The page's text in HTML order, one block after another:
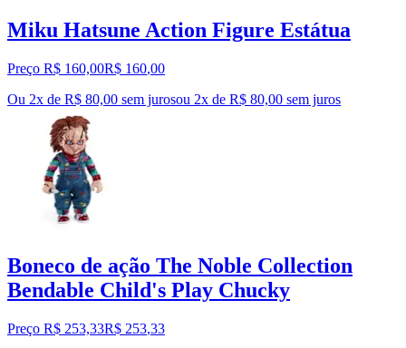
Miku Hatsune Action Figure Estátua
Preço R$ 160,00R$ 160,00
Ou 2x de R$ 80,00 sem jurosou 2x de R$ 80,00 sem juros
Boneco de ação The Noble Collection
Bendable Child's Play Chucky
Preço R$ 253,33R$ 253,33